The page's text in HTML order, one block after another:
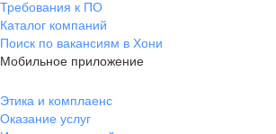
Требования к ПО
Каталог компаний
Поиск по вакансиям в Хони
Мобильное приложение
Этика и комплаенс
Оказание услуг